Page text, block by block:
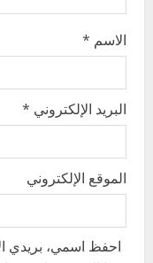
الاسم *
البريد الإلكتروني *
الموقع الإلكتروني
احفظ اسمي، بريدي